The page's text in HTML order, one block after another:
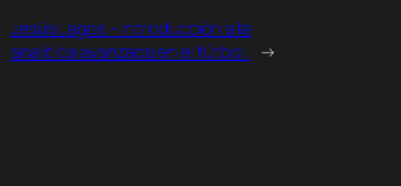
Jesús Lagos – Introducción a la
analítica avanzada en el fútbol. →